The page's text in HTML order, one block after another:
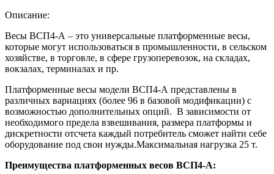
Описание:
Весы ВСП4-А – это универсальные платформенные весы,
которые могут использоваться в промышленности, в сельском
хозяйстве, в торговле, в сфере грузоперевозок, на складах,
вокзалах, терминалах и пр.
Платформенные весы модели ВСП4-А представлены в
различных вариациях (более 96 в базовой модификации) с
возможностью дополнительных опций. В зависимости от
необходимого предела взвешивания, размера платформы и
дискретности отсчета каждый потребитель сможет найти себе
оборудование под свои нужды.Максимальная нагрузка 25 т.
Преимущества платформенных весов ВСП4-А: